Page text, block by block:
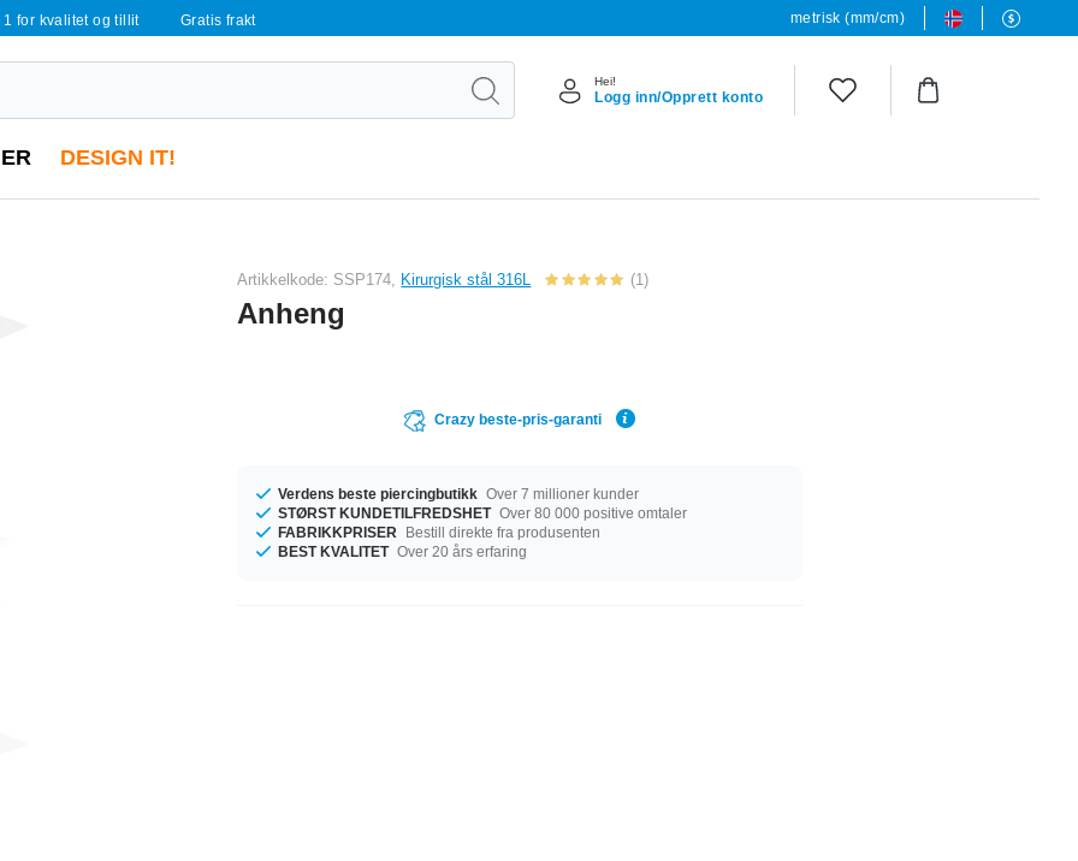
1 for kvalitet og tillit Gratis frakt metrisk (mm/cm)
Hei!
Logg inn/Opprett konto
DESIGN IT!
Artikkelkode: SSP174, Kirurgisk stål 316L (1)
Anheng
Crazy beste-pris-garanti
Verdens beste piercingbutikk Over 7 millioner kunder
STØRST KUNDETILFREDSHET Over 80 000 positive omtaler
FABRIKKPRISER
Bestill direkte fra produsenten
BEST KVALITET Over 20 års erfaring